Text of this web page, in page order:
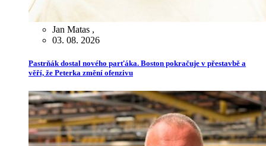
Jan Matas ,
03. 08. 2026
Pastrňák dostal nového parťáka. Boston pokračuje v přestavbě a
věří, že Peterka změní ofenzivu